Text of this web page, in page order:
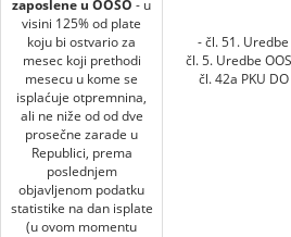
zaposlene u OOSO - u
visini 125% od plate
koju bi ostvario za
mesec koji prethodi
mesecu u kome se
isplaćuje otpremnina,
ali ne niže od od dve
prosečne zarade u
Republici, prema
poslednjem
objavljenom podatku
statistike na dan isplate
(u ovom momentu
- čl. 51. Uredbe
čl. 5. Uredbe
čl. 42a PKU DO